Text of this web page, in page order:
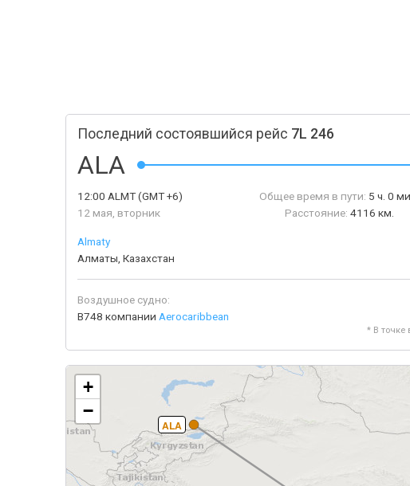
Последний состоявшийся рейс 7L 246
ALA
12:00 ALMT(GMT +6)
12 мая, вторник
Общее время в пути: 5 ч. 0
Расстояние: 4116 км.
Almaty
Алматы, Казахстан
Воздушное судно:
B748 компании Aerocaribbean
* В точке
ALA
+
−